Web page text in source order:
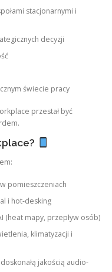
stacjonarnymi i
decyzji
świecie pracy
przestał być
pomieszczeniach
i hot-desking
(heat mapy, przepływ osób)
klimatyzacji i
jakością audio-